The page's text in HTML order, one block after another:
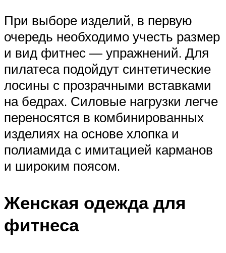
При выборе изделий, в первую
очередь необходимо учесть размер
и вид фитнес — упражнений. Для
пилатеса подойдут синтетические
лосины с прозрачными вставками
на бедрах. Силовые нагрузки легче
переносятся в комбинированных
изделиях на основе хлопка и
полиамида с имитацией карманов
и широким поясом.
Женская одежда для
фитнеса